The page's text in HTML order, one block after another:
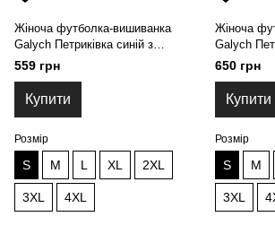
Жіноча футболка-вишиванка
Galych Петриківка синій з
блакитним 5504 (S)
559 грн
Купити
Розмір
S M L XL 2XL
3XL 4XL
Жіноча
Galych
(S)
650 грн
Купити
Розмір
S M
3XL